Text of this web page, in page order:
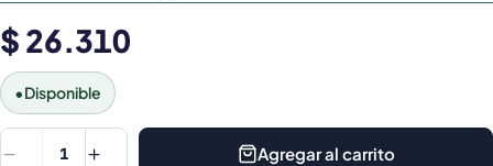
$ 26.310
•Disponible
1 Agregar al carrito